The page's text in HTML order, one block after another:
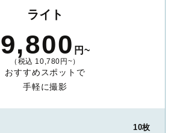
しつつも、おしゃれで洗練された仕上がり
真を撮ってほしかった！」と思える一枚に
ラブグラフの撮影事例
ライト
9,800 円~
（税込 10,780円~）
おすすめスポットで
手軽に撮影
10枚